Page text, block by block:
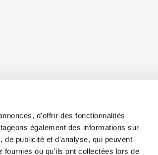
d'offrir des fonctionnalités
également des informations sur
de publicité et d'analyse, qui peuvent
ou qu'ils ont collectées lors de